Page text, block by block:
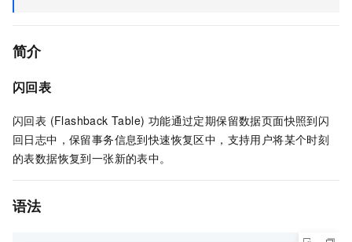
简介
闪回表
闪回表 (Flashback Table) 功能通过定期保留数据页面快照到闪
回日志中，保留事务信息到快速恢复区中，支持用户将某个时刻
的表数据恢复到一张新的表中。
语法